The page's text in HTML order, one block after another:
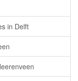
in Delft